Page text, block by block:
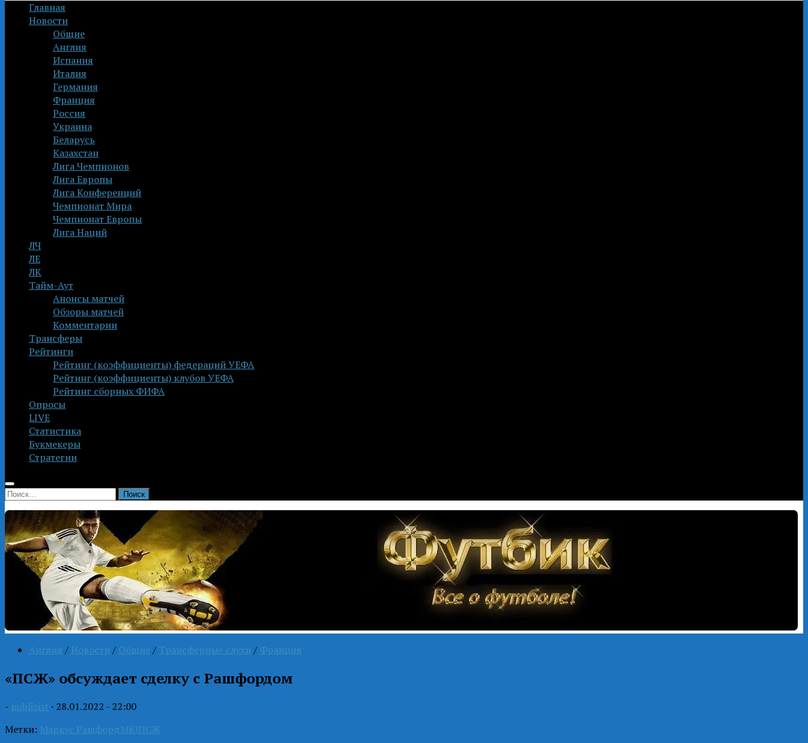
Главная
Новости
Общие
Англия
Испания
Италия
Германия
Франция
Россия
Украина
Беларусь
Казахстан
Лига Чемпионов
Лига Европы
Лига Конференций
Чемпионат Мира
Чемпионат Европы
Лига Наций
ЛЧ
ЛЕ
ЛК
Тайм-Аут
Анонсы матчей
Обзоры матчей
Комментарии
Трансферы
Рейтинги
Рейтинг (коэффициенты) федераций УЕФА
Рейтинг (коэффициенты) клубов УЕФА
Рейтинг сборных ФИФА
Опросы
LIVE
Статистика
Букмекеры
Стратегии
Найти:
Англия / Новости / Общие / Трансферные слухи / Франция
«ПСЖ» обсуждает сделку с Рашфордом
- publizist · 28.01.2022 - 22:00
Метки: Маркус Рашфорд МЮПСЖ